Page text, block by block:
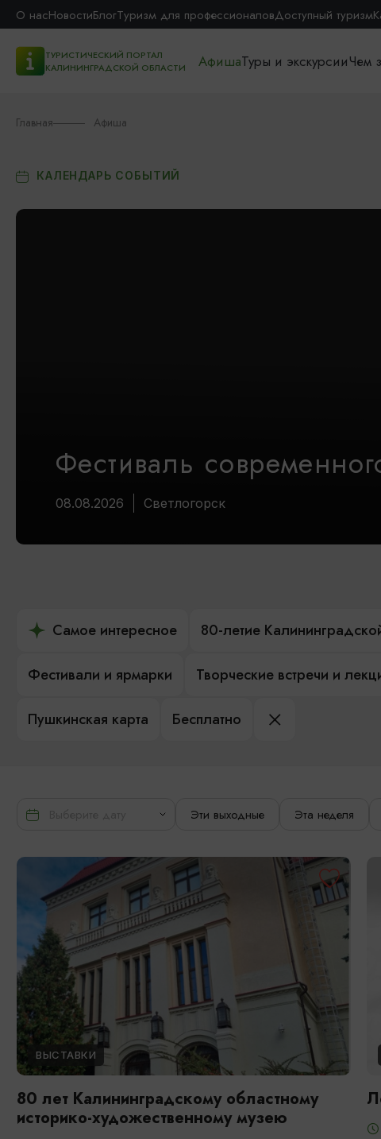
О насНовостиБлогТуризм для профессионаловДоступный туризм
ТУРИСТИЧЕСКИЙ ПОРТАЛ
КАЛИНИНГРАДСКОЙ ОБЛАСТИ
АфишаТуры и экскурсииЧем
Главная Афиша
КАЛЕНДАРЬ СОБЫТИЙ
Фестиваль
08.08.2026 Светлогорск
Самое интересное 80-летие
Фестивали и ярмарки Творческие встречи и
Пушкинская карта Бесплатно
Эти выходные Эта неделя
ВЫСТАВКИ
80 лет Калининградскому областному
историко-художественному музею